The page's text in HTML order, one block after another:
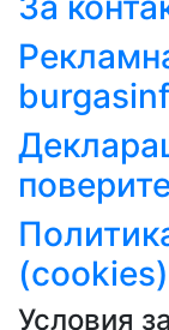
ден с
торта
10.08.2026
3
(cookies)
Условия